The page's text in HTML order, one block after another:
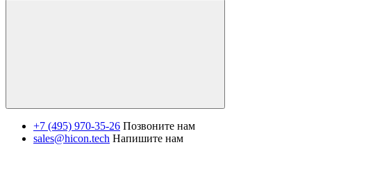
+7 (495) 970-35-26 Позвоните нам
sales@hicon.tech Напишите нам